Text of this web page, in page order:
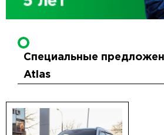
Специальные
Atlas